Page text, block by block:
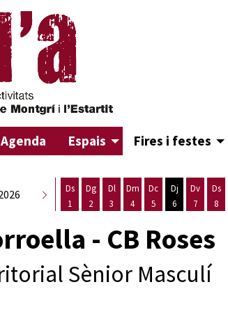
Agenda Espais Fires i festes
Ds
1
Dg
2
Dl
3
Dm
4
Dc
5
Dj
6
Dv
7
Ds
8
- CB Roses
Sènior Masculí